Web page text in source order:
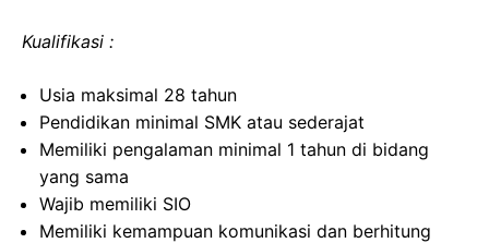
Kualifikasi :
Usia maksimal 28 tahun
Pendidikan minimal SMK atau sederajat
Memiliki pengalaman minimal 1 tahun di bidang
yang sama
Wajib memiliki SIO
Memiliki kemampuan komunikasi dan berhitung